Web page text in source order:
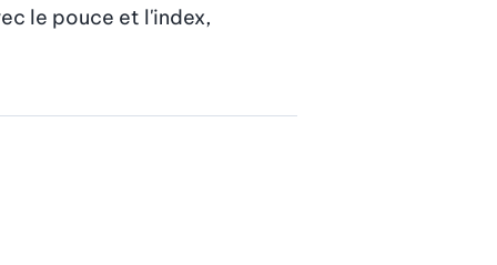
le pouce et l'index,